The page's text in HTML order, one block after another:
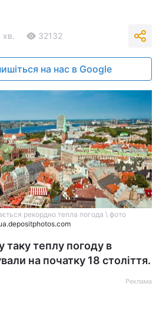
хв. 32132
на нас в Google
рекордно тепла погода \ фото
таку теплу погоду в
на початку 18 століття.
Реклама